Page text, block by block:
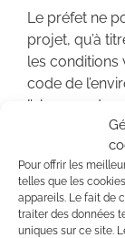
Pour offrir les
telles que les
appareils. Le fait de
traiter des données
uniques sur ce site.
Le préfet ne
projet, qu’à
les conditions
code de
l’absence de
raisons
assortissant
globale du